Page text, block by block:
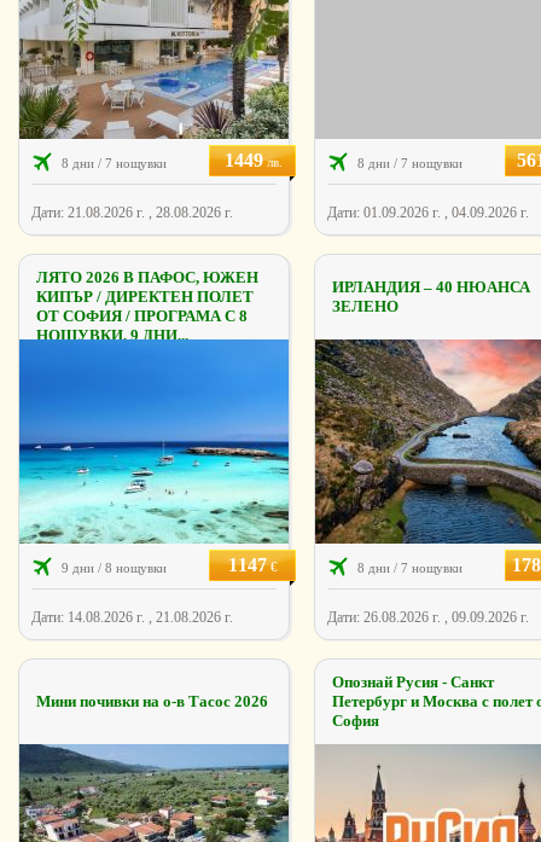
8 дни / 7 нощувки 1449лв.
Дати: 21.08.2026 г. , 28.08.2026 г.
8 дни / 7 нощувки
Дати: 01.09.2026 г. , 04.09.2026 г.
ЛЯТО 2026 В ПАФОС, ЮЖЕН
КИПЪР / ДИРЕКТЕН ПОЛЕТ
ОТ СОФИЯ / ПРОГРАМА С 8
НОЩУВКИ, 9 ДНИ...
9 дни / 8 нощувки 1147€
Дати: 14.08.2026 г. , 21.08.2026 г.
ИРЛАНДИЯ – 40 НЮАНСА
ЗЕЛЕНО
8 дни / 7 нощувки
Дати: 26.08.2026 г. , 09.09.2026 г.
Мини почивки на о-в Тасос 2026
Опознай Русия - Санкт
Петербург и Москва с полет
София